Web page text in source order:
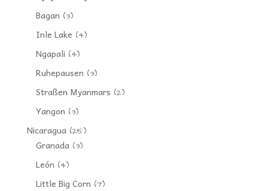
Bagan (3)
Inle Lake (4)
Ngapali (4)
Ruhepausen (3)
Straßen Myanmars (2)
Yangon (3)
Nicaragua(25)
Granada(3)
León (4)
Little Big Corn (7)